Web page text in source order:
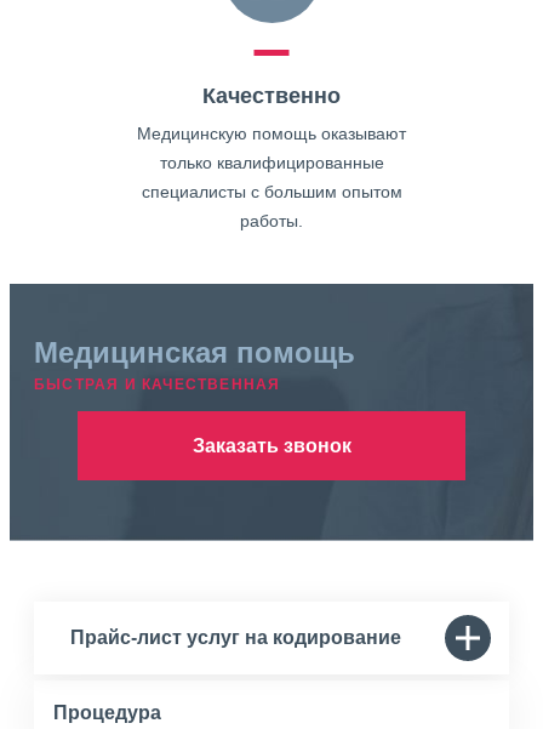
Качественно
Медицинскую помощь оказывают
только квалифицированные
специалисты с большим опытом
работы.
Медицинская помощь
БЫСТРАЯ И КАЧЕСТВЕННАЯ
Заказать звонок
Прайс-лист услуг на кодирование
Процедура